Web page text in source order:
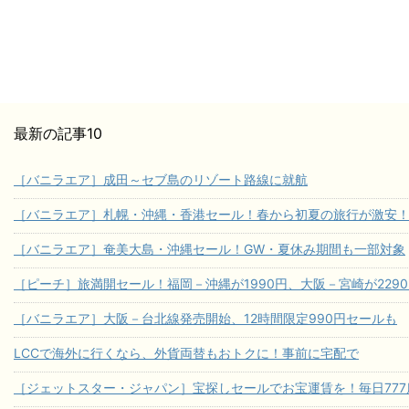
最新の記事10
［バニラエア］成田～セブ島のリゾート路線に就航
［バニラエア］札幌・沖縄・香港セール！春から初夏の旅行が激安！
［バニラエア］奄美大島・沖縄セール！GW・夏休み期間も一部対象
［ピーチ］旅満開セール！福岡－沖縄が1990円、大阪－宮崎が
［バニラエア］大阪－台北線発売開始、12時間限定990円セールも
LCCで海外に行くなら、外貨両替もおトクに！事前に宅配で
［ジェットスター・ジャパン］宝探しセールでお宝運賃を！毎日